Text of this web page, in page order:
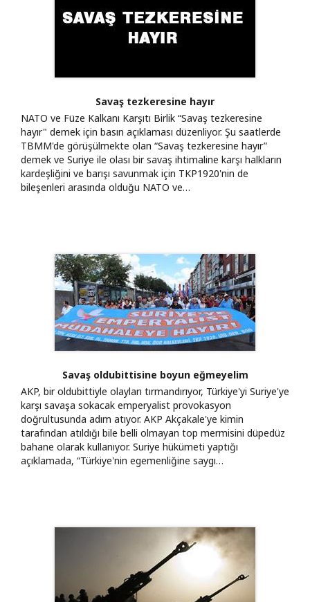
Savaş tezkeresine hayır
NATO ve Füze Kalkanı Karşıtı Birlik “Savaş tezkeresine
hayır" demek için basın açıklaması düzenliyor. Şu saatlerde
TBMM'de görüşülmekte olan “Savaş tezkeresine hayır”
demek ve Suriye ile olası bir savaş ihtimaline karşı halkların
kardeşliğini ve barışı savunmak için TKP1920'nin de
bileşenleri arasında olduğu NATO ve…
Savaş oldubittisine boyun eğmeyelim
AKP, bir oldubittiyle olayları tırmandırıyor, Türkiye'yi Suriye'ye
karşı savaşa sokacak emperyalist provokasyon
doğrultusunda adım atıyor. AKP Akçakale'ye kimin
tarafından atıldığı bile belli olmayan top mermisini düpedüz
bahane olarak kullanıyor. Suriye hükümeti yaptığı
açıklamada, “Türkiye'nin egemenliğine saygı…